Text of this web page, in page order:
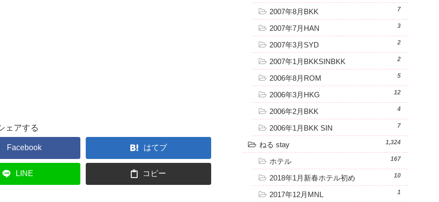
ェアする
Facebook はてブ
LINE コピー
2007年8月BKK 7
2007年7月HAN 3
2007年3月SYD 2
2007年1月BKKSINBKK 2
2006年8月ROM 5
2006年3月HKG 12
2006年2月BKK 4
2006年1月BKK SIN 7
ねる stay 1,324
ホテル 167
2018年1月新春ホテル初め 10
2017年12月MNL 1